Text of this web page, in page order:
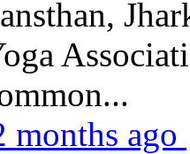
months ago